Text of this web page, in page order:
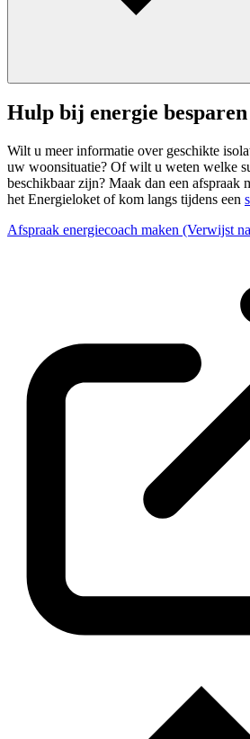
Hulp bij energie besparen
Wilt u meer informatie over geschikte
uw woonsituatie? Of wilt u weten welke
beschikbaar zijn? Maak dan een afspraak
het Energieloket of kom langs tijdens een
Afspraak energiecoach maken (Verwijst